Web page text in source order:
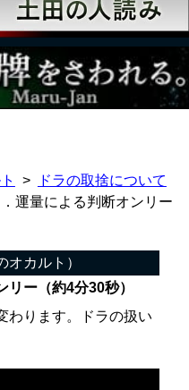
ドラの取捨について
．運量による判断オンリー
オカルト）
リー（約4分30秒）
わります。ドラの扱い